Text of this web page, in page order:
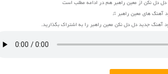
دل نکن از معین راهبر هم در ادامه مطلب است
آهنگ های معین راهبر ♫
آهنگ جدید دل دل نکن معین راهبر را به اشتراک بگذارید.